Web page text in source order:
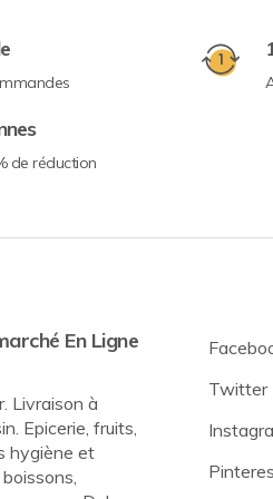
de réduction
En Ligne
Livraison à
Epicerie, fruits,
hygiène et
Twitter